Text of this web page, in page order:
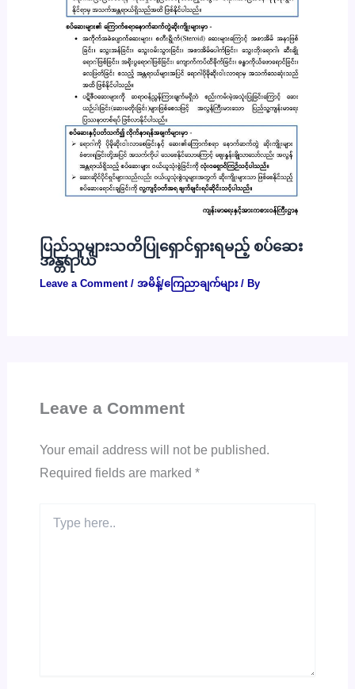
ပြည်သူများသတိပြုရှောင်ရှားရမည့် စပ်ဆေး
အန္တရာယ်
Leave a Comment / အမိန့်/ကြေညာချက်များ/ By
Leave a Comment
Your email address will not be published.
Required fields are marked *
here..